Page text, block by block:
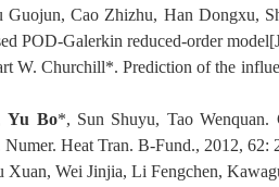
Guojun, Cao Zhizhu, Han Dongxu,
POD-Galerkin reduced-order
W. Churchill*. Prediction of the
Yu Bo*, Sun Shuyu, Tao Wenquan.
Numer. Heat Tran. B-Fund., 2012, 62:
Xuan, Wei Jinjia, Li Fengchen,